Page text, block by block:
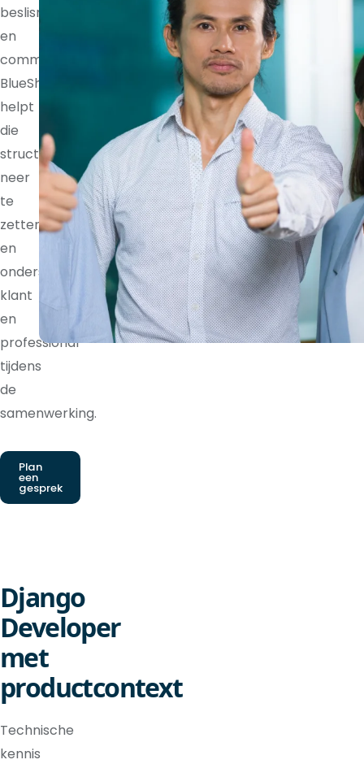
beslisrechten
en
communicatieritmes.
BlueShores
helpt
die
structuur
neer
te
zetten
en
ondersteunt
klant
en
professional
tijdens
de
samenwerking.
Plan
een
gesprek
Django
Developer
met
productcontext
Technische
kennis